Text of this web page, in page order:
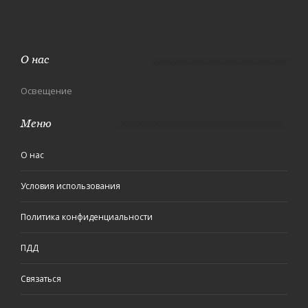
О нас
Освещение
Меню
О нас
Условия использования
Политика конфиденциальности
ПДД
Связаться